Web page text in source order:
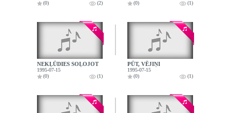
(0)
(2)
(0)
(1)
NEKĻŪDIES SOĻOJOT
1995-07-15
(0)
(1)
PŪT, VĒJIŅI
1995-07-15
(0)
(1)